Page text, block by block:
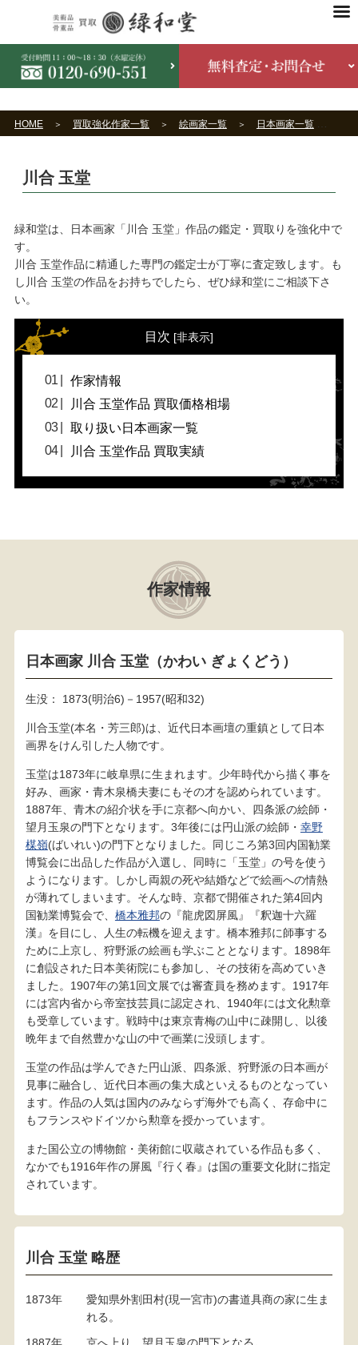
HOME 買取強化作家一覧 絵画家一覧 日本画家一覧
川合 玉堂
緑和堂は、日本画家「川合 玉堂」作品の鑑定・買取りを強化中で
す。
川合 玉堂作品に精通した専門の鑑定士が丁寧に査定致します。も
し川合 玉堂の作品をお持ちでしたら、ぜひ緑和堂にご相談下さ
い。
目次 [非表示]
作家情報
川合 玉堂作品 買取価格相場
取り扱い日本画家一覧
川合 玉堂作品 買取実績
作家情報
日本画家 川合 玉堂（かわい ぎょくどう）
生没： 1873(明治6)－1957(昭和32)
川合玉堂(本名・芳三郎)は、近代日本画壇の重鎮として日本
画界をけん引した人物です。
玉堂は1873年に岐阜県に生まれます。少年時代から描く事を
好み、画家・青木泉橋夫妻にもその才を認められています。
1887年、青木の紹介状を手に京都へ向かい、四条派の絵師・
望月玉泉の門下となります。3年後には円山派の絵師・ 幸野
楳嶺(ばいれい)の門下となりました。同じころ第3回内国勧業
博覧会に出品した作品が入選し、同時に「玉堂」の号を使う
ようになります。しかし両親の死や結婚などで絵画への情熱
が薄れてしまいます。そんな時、京都で開催された第4回内
国勧業博覧会で、 橋本雅邦の『龍虎図屏風』『釈迦十六羅
漢』を目にし、人生の転機を迎えます。橋本雅邦に師事する
ために上京し、狩野派の絵画も学ぶこととなります。1898年
に創設された日本美術院にも参加し、その技術を高めていき
ました。1907年の第1回文展では審査員を務めます。1917年
には宮内省から帝室技芸員に認定され、1940年には文化勲章
も受章しています。戦時中は東京青梅の山中に疎開し、以後
晩年まで自然豊かな山の中で画業に没頭します。
玉堂の作品は学んできた円山派、四条派、狩野派の日本画が
見事に融合し、近代日本画の集大成といえるものとなってい
ます。作品の人気は国内のみならず海外でも高く、存命中に
もフランスやドイツから勲章を授かっています。
また国公立の博物館・美術館に収蔵されている作品も多く、
なかでも1916年作の屏風『行く春』は国の重要文化財に指定
されています。
川合 玉堂 略歴
1873年
愛知県外割田村(現一宮市)の書道具商の家に生ま
れる。
1887年
京へ上り、望月玉泉の門下となる。